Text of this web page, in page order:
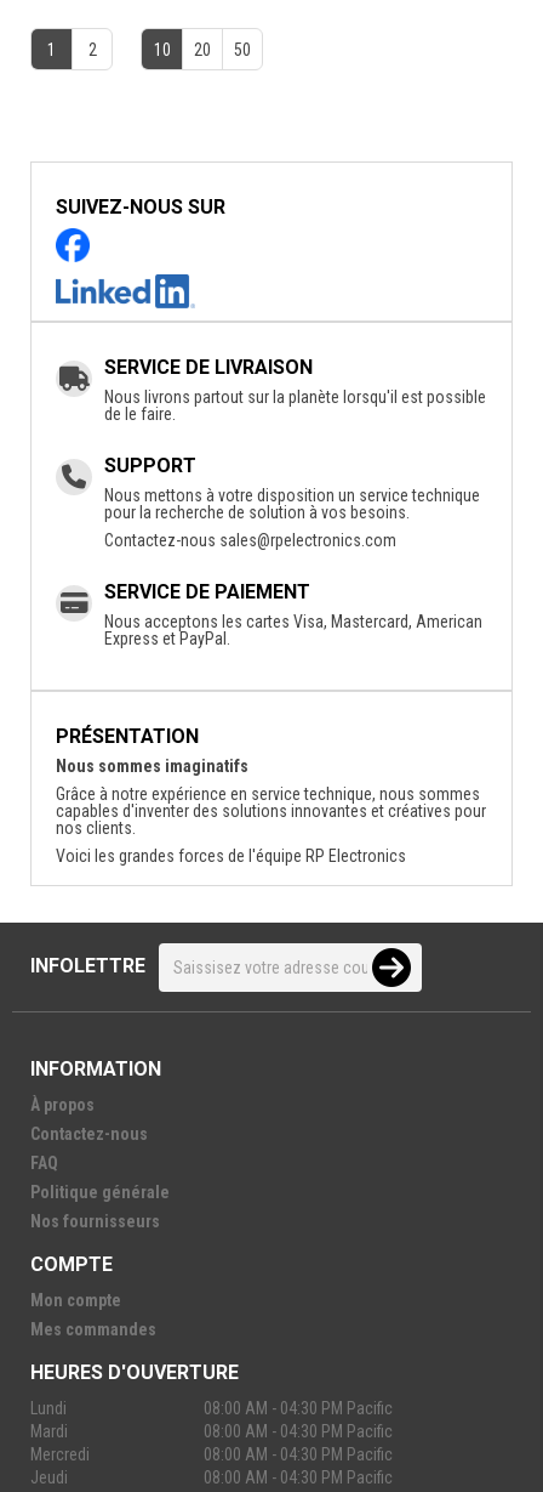
1 2 10 20 50
SUIVEZ-NOUS SUR
SERVICE DE LIVRAISON
Nous livrons partout sur la planète lorsqu'il est possible
de le faire.
SUPPORT
Nous mettons à votre disposition un service technique
pour la recherche de solution à vos besoins.
Contactez-nous sales@rpelectronics.com
SERVICE DE PAIEMENT
Nous acceptons les cartes Visa, Mastercard, American
Express et PayPal.
PRÉSENTATION
Nous sommes imaginatifs
Grâce à notre expérience en service technique, nous sommes
capables d'inventer des solutions innovantes et créatives pour
nos clients.
Voici les grandes forces de l'équipe RP Electronics
INFOLETTRE
INFORMATION
À propos
Contactez-nous
FAQ
Politique générale
Nos fournisseurs
COMPTE
Mon compte
Mes commandes
HEURES D'OUVERTURE
Lundi
08:00 AM - 04:30 PM Pacific
Mardi
08:00 AM - 04:30 PM Pacific
Mercredi
08:00 AM - 04:30 PM Pacific
Jeudi
08:00 AM - 04:30 PM Pacific